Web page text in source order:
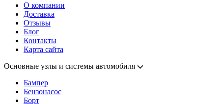
О компании
Доставка
Отзывы
Блог
Контакты
Карта сайта
Основные узлы и системы автомобиля
Бампер
Бензонасос
Борт